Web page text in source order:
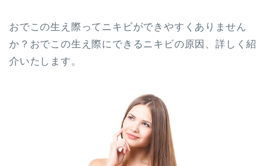
おでこの生え際ってニキビができやすくありません
か？おでこの生え際にできるニキビの原因、詳しく紹
介いたします。